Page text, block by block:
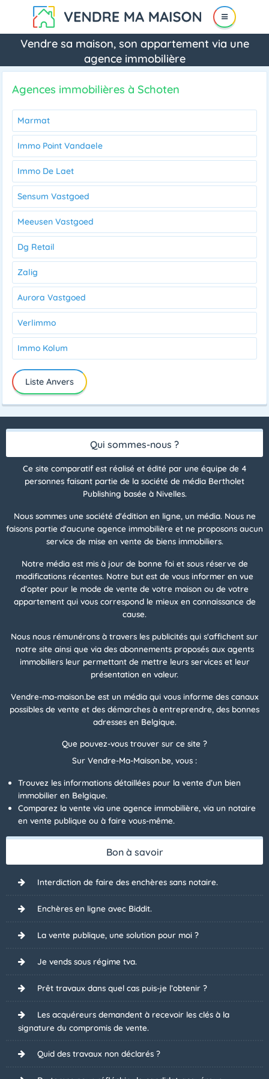
Vendre sa maison, son appartement via une
agence immobilière
Agences immobilières à Schoten
Marmat
Immo Point Vandaele
Immo De Laet
Sensum Vastgoed
Meeusen Vastgoed
Dg Retail
Zalig
Aurora Vastgoed
Verlimmo
Immo Kolum
Liste Anvers
Qui sommes-nous ?
Ce site comparatif est réalisé et édité par une équipe de 4
personnes faisant partie de la société de média Bertholet
Publishing basée à Nivelles.
Nous sommes une société d'édition en ligne, un média. Nous ne
faisons partie d'aucune agence immobilière et ne proposons aucun
service de mise en vente de biens immobiliers.
Notre média est mis à jour de bonne foi et sous réserve de
modifications récentes. Notre but est de vous informer en vue
d’opter pour le mode de vente de votre maison ou de votre
appartement qui vous correspond le mieux en connaissance de
cause.
Nous nous rémunérons à travers les publicités qui s'affichent sur
notre site ainsi que via des abonnements proposés aux agents
immobiliers leur permettant de mettre leurs services et leur
présentation en valeur.
Vendre-ma-maison.be est un média qui vous informe des canaux
possibles de vente et des démarches à entreprendre, des bonnes
adresses en Belgique.
Que pouvez-vous trouver sur ce site ?
Sur Vendre-Ma-Maison.be, vous :
Trouvez les informations détaillées pour la vente d’un bien
immobilier en Belgique.
Comparez la vente via une agence immobilière, via un notaire
en vente publique ou à faire vous-même.
Bon à savoir
Interdiction de faire des enchères sans notaire.
Enchères en ligne avec Biddit.
La vente publique, une solution pour moi ?
Je vends sous régime tva.
Prêt travaux dans quel cas puis-je l’obtenir ?
Les acquéreurs demandent à recevoir les clés à la
signature du compromis de vente.
Quid des travaux non déclarés ?